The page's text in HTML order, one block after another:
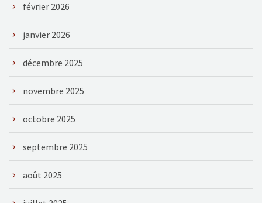
février 2026
janvier 2026
décembre 2025
novembre 2025
octobre 2025
septembre 2025
août 2025